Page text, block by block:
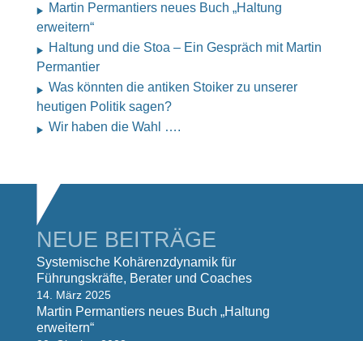
Martin Permantiers neues Buch „Haltung
erweitern“
Haltung und die Stoa – Ein Gespräch mit Martin
Permantier
Was könnten die antiken Stoiker zu unserer
heutigen Politik sagen?
Wir haben die Wahl ….
NEUE BEITRÄGE
Systemische Kohärenzdynamik für
Führungskräfte, Berater und Coaches
14. März 2025
Martin Permantiers neues Buch „Haltung
erweitern“